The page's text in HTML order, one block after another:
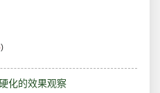
)
化的效果观察